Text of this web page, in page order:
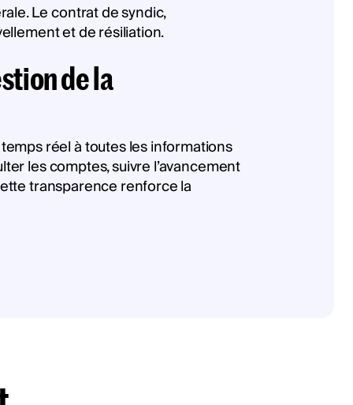
Le contrat de syndic,
et de résiliation​.
de la
réel à toutes les informations
les comptes, suivre l’avancement
transparence renforce la